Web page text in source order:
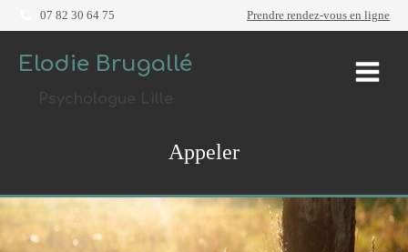
07 82 30 64 75 Prendre rendez-vous en ligne
Elodie Brugallé
Appeler